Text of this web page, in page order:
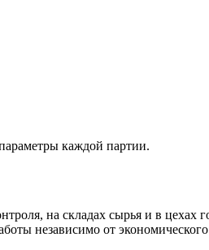
каждой партии.
на складах сырья и в цехах
независимо от